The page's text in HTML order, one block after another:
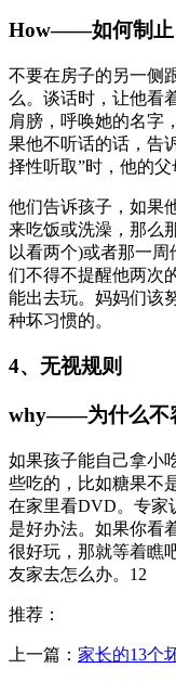
How——如何制止
不要在房子的另一侧
么。谈话时，让他看
肩膀，呼唤她的名字
果他不听话的话，告
择性听取”时，他的父
他们告诉孩子，如果
来吃饭或洗澡，那么
以看两个)或者那一
们不得不提醒他两次
能出去玩。妈妈们该
种坏习惯的。
4、无视规则
why——为什么不
如果孩子能自己拿小
些吃的，比如糖果不
在家里看DVD。专家
是好办法。如果你看
很好玩，那就等着瞧
友家去怎么办。12
推荐：
上一篇： 家长的13个